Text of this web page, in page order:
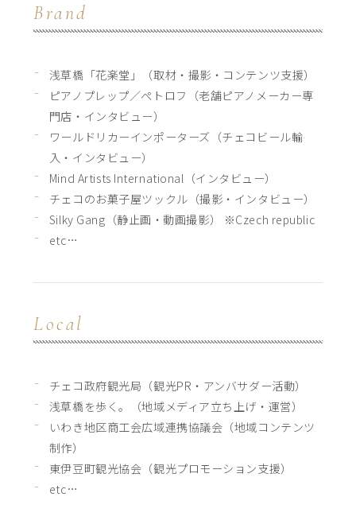
Brand
浅草橋「花楽堂」（取材・撮影・コンテンツ支援）
ピアノプレップ／ペトロフ（老舗ピアノメーカー専
門店・インタビュー）
ワールドリカーインポーターズ（チェコビール輸
入・インタビュー）
Mind Artists International（インタビュー）
チェコのお菓子屋ツックル（撮影・インタビュー）
Silky Gang（静止画・動画撮影） ※Czech republic
etc…
Local
チェコ政府観光局（観光PR・アンバサダー活動）
浅草橋を歩く。（地域メディア立ち上げ・運営）
いわき地区商工会広域連携協議会（地域コンテンツ
制作）
東伊豆町観光協会（観光プロモーション支援）
etc…